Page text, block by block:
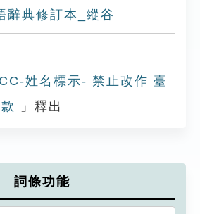
辭典修訂本_縱谷
姓名標示- 禁止改作 臺
」釋出
詞條功能